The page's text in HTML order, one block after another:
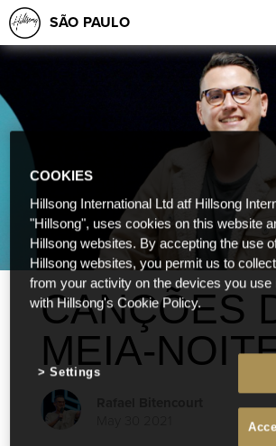
SÃO PAULO
CANÇÕES
MEIA-
COOKIES
Hillsong International Ltd atf Hillsong
"Hillsong", uses cookies on this website
Hillsong websites. By accepting the use
Hillsong websites, you permit us to
from your activity on the devices you use
with Hillsong's Cookie Policy.
Settings